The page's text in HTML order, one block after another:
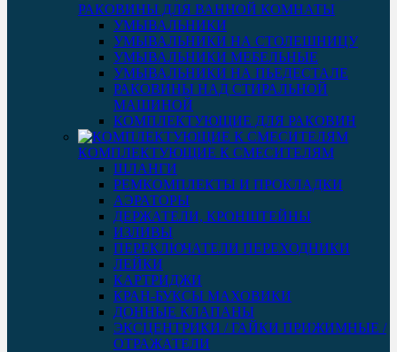
РАКОВИНЫ ДЛЯ ВАННОЙ КОМНАТЫ
УМЫВАЛЬНИКИ
УМЫВАЛЬНИКИ НА СТОЛЕШНИЦУ
УМЫВАЛЬНИКИ МЕБЕЛЬНЫЕ
УМЫВАЛЬНИКИ НА ПЬЕДЕСТАЛЕ
РАКОВИНЫ НАД СТИРАЛЬНОЙ
МАШИНОЙ
КОМПЛЕКТУЮЩИЕ ДЛЯ РАКОВИН
КОМПЛЕКТУЮЩИЕ К СМЕСИТЕЛЯМ
ШЛАНГИ
РЕМКОМПЛЕКТЫ И ПРОКЛАДКИ
АЭРАТОРЫ
ДЕРЖАТЕЛИ, КРОНШТЕЙНЫ
ИЗЛИВЫ
ПЕРЕКЛЮЧАТЕЛИ ПЕРЕХОДНИКИ
ЛЕЙКИ
КАРТРИДЖИ
КРАН-БУКСЫ МАХОВИКИ
ДОННЫЕ КЛАПАНЫ
ЭКСЦЕНТРИКИ / ГАЙКИ ПРИЖИМНЫЕ /
ОТРАЖАТЕЛИ